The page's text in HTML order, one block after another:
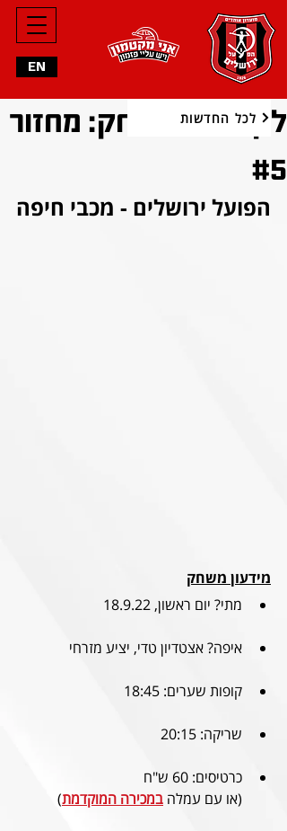
EN
לקראת המשחק: מחזור
#5
הפועל ירושלים - מכבי חיפה
מידעון משחק
מתי? יום ראשון, 18.9.22
איפה? אצטדיון טדי, יציע מזרחי
קופות שערים: 18:45
שריקה: 20:15
כרטיסים: 60 ש"ח
(או עם עמלה במכירה המוקדמת)
לכל החדשות